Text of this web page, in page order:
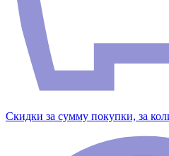
Скидки за сумму покупки, за